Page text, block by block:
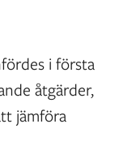
i första
åtgärder,
jämföra